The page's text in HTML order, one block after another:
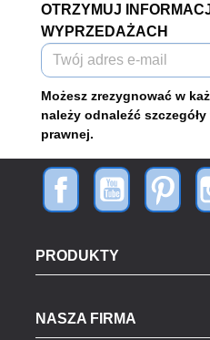
OTRZYMUJ
WYPRZEDAŻACH
Możesz zrezygnować w
należy odnaleźć
prawnej.
PRODUKTY
NASZA FIRMA